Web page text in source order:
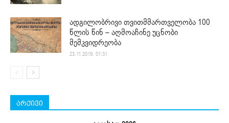
ადგილობრივი თვითმმართველობა 100
წლის წინ – აღმოაჩინე უცნობი
მემკვიდრეობა
23.11.2019. 01:31
არქივი